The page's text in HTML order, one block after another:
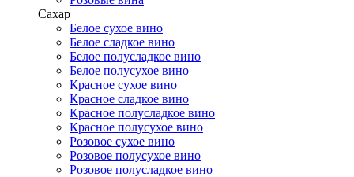
Сахар
Белое сухое вино
Белое сладкое вино
Белое полусладкое вино
Белое полусухое вино
Красное сухое вино
Красное сладкое вино
Красное полусладкое вино
Красное полусухое вино
Розовое сухое вино
Розовое полусухое вино
Розовое полусладкое вино